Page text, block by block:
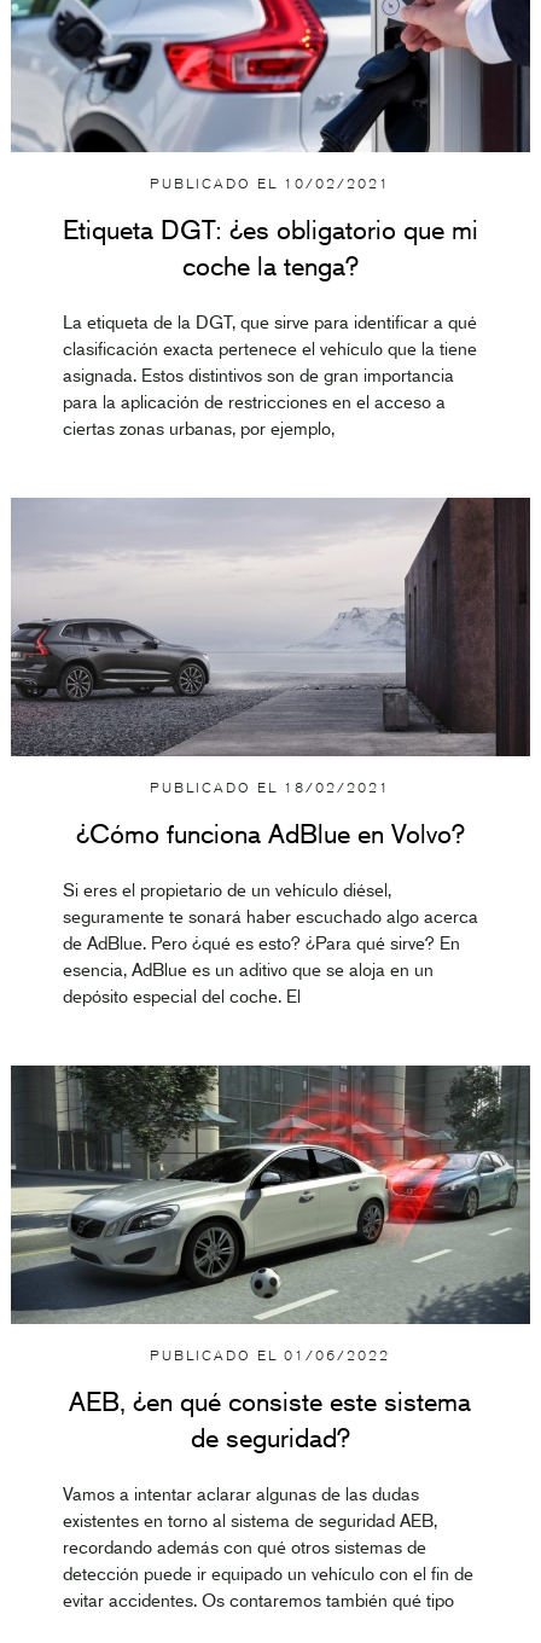
PUBLICADO EL 10/02/2021
Etiqueta DGT: ¿es obligatorio que mi
coche la tenga?
La etiqueta de la DGT, que sirve para identificar a qué
clasificación exacta pertenece el vehículo que la tiene
asignada. Estos distintivos son de gran importancia
para la aplicación de restricciones en el acceso a
ciertas zonas urbanas, por ejemplo,
PUBLICADO EL 18/02/2021
¿Cómo funciona AdBlue en Volvo?
Si eres el propietario de un vehículo diésel,
seguramente te sonará haber escuchado algo acerca
de AdBlue. Pero ¿qué es esto? ¿Para qué sirve? En
esencia, AdBlue es un aditivo que se aloja en un
depósito especial del coche. El
PUBLICADO EL01/06/2022
AEB, ¿en qué consiste este sistema
de seguridad?
Vamos a intentar aclarar algunas de las dudas
existentes en torno al sistema de seguridad AEB,
recordando además con qué otros sistemas de
detección puede ir equipado un vehículo con el fin de
evitar accidentes. Os contaremos también qué tipo